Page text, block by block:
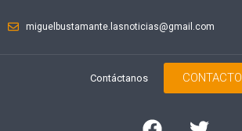
miguelbustamante.lasnoticias@gmail.com
Contáctanos CONTACTO